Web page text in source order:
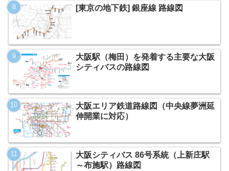
[東京の地下鉄] 銀座線 路線図
大阪駅（梅田）を発着する主要な大阪
シティバスの路線図
大阪エリア鉄道路線図（中央線夢洲延
伸開業に対応）
大阪シティバス 86号系統（上新庄駅
～布施駅）路線図